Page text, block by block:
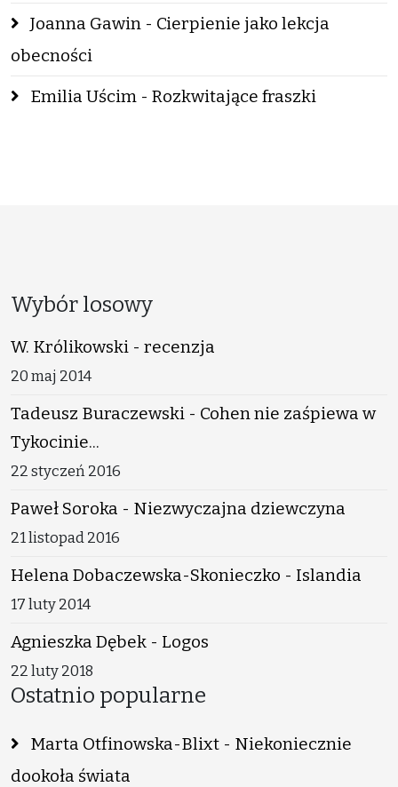
Joanna Gawin - Cierpienie jako lekcja
obecności
Emilia Uścim - Rozkwitające fraszki
Wybór losowy
W. Królikowski - recenzja
20 maj 2014
Tadeusz Buraczewski - Cohen nie zaśpiewa w
Tykocinie...
22 styczeń 2016
Paweł Soroka - Niezwyczajna dziewczyna
21 listopad 2016
Helena Dobaczewska-Skonieczko - Islandia
17 luty 2014
Agnieszka Dębek - Logos
22 luty 2018
Ostatnio popularne
Marta Otfinowska-Blixt - Niekoniecznie
dookoła świata